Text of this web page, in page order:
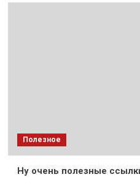
Полезное
Ну очень полезные